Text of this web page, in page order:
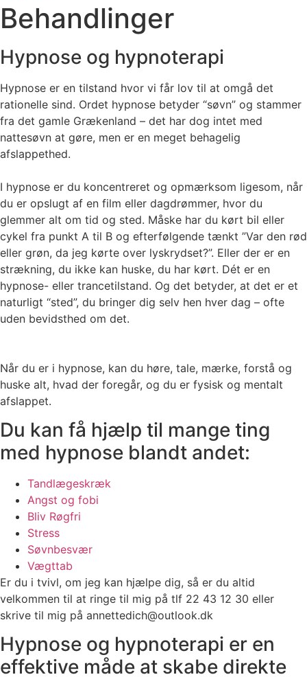
Behandlinger
Hypnose og hypnoterapi
Hypnose er en tilstand hvor vi får lov til at omgå det
rationelle sind. Ordet hypnose betyder “søvn” og stammer
fra det gamle Grækenland – det har dog intet med
nattesøvn at gøre, men er en meget behagelig
afslappethed.
I hypnose er du koncentreret og opmærksom ligesom, når
du er opslugt af en film eller dagdrømmer, hvor du
glemmer alt om tid og sted. Måske har du kørt bil eller
cykel fra punkt A til B og efterfølgende tænkt ”Var den rød
eller grøn, da jeg kørte over lyskrydset?”. Eller der er en
strækning, du ikke kan huske, du har kørt. Dét er en
hypnose- eller trancetilstand. Og det betyder, at det er et
naturligt “sted”, du bringer dig selv hen hver dag – ofte
uden bevidsthed om det.
Når du er i hypnose, kan du høre, tale, mærke, forstå og
huske alt, hvad der foregår, og du er fysisk og mentalt
afslappet.
Du kan få hjælp til mange ting
med hypnose blandt andet:
Tandlægeskræk
Angst og fobi
Bliv Røgfri
Stress
Søvnbesvær
Vægttab
Er du i tvivl, om jeg kan hjælpe dig, så er du altid
velkommen til at ringe til mig på tlf 22 43 12 30 eller
skrive til mig på annettedich@outlook.dk
Hypnose og hypnoterapi er en
effektive måde at skabe direkte